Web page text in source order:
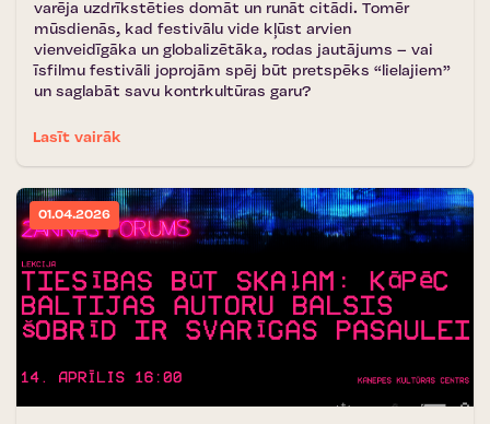
varēja uzdrīkstēties domāt un runāt citādi. Tomēr
mūsdienās, kad festivālu vide kļūst arvien
vienveidīgāka un globalizētāka, rodas jautājums – vai
īsfilmu festivāli joprojām spēj būt pretspēks “lielajiem”
un saglabāt savu kontrkultūras garu?
Lasīt vairāk
01.04.2026